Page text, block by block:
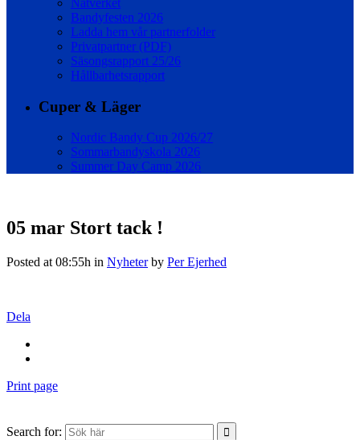
Bandyfesten 2026
Ladda hem vår partnerfolder
Privatpartner (PDF)
Säsongsrapport 25/26
Hållbarhetsrapport
Cuper & Läger
Nordic Bandy Cup 2026/27
Sommarbandyskola 2026
Summer Day Camp 2026
05 mar Stort tack !
Posted at 08:55h in Nyheter by Per Ejerhed
Dela
Print page
Search for: